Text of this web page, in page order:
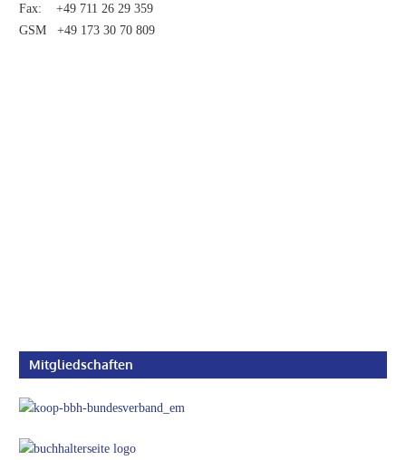
Fax: +49 711 26 29 359
GSM +49 173 30 70 809
Mitgliedschaften